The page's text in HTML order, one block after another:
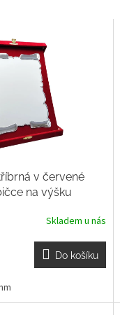
v červené
na výšku
Skladem u nás
Do košíku